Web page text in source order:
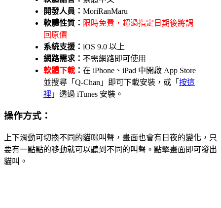
開發人員： MoriRanMaru
軟體性質： 限時免費，超過指定日期後將調
回原價
系統支援： iOS 9.0 以上
網路需求： 不需網路即可使用
軟體下載 ： 在 iPhone、iPad 中開啟 App Store
並搜尋「Q-Chan」即可下載安裝，或「 按這
裡 」透過 iTunes 安裝。
操作方式：
上下滑動可切換不同的貓咪叫聲，畫面也會有日夜的變化，只
要有一點點的移動就可以聽到不同的叫聲。點擊畫面即可發出
貓叫。